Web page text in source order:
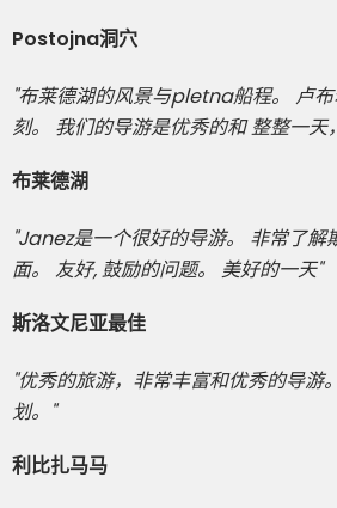
Postojna洞穴
"布莱德湖的风景与pletna船程。 卢
刻。 我们的导游是优秀的和 整整一天
布莱德湖
"Janez是一个很好的导游。 非常了解
面。 友好, 鼓励的问题。 美好的一天"
斯洛文尼亚最佳
"优秀的旅游，非常丰富和优秀的导游
划。"
利比扎马马